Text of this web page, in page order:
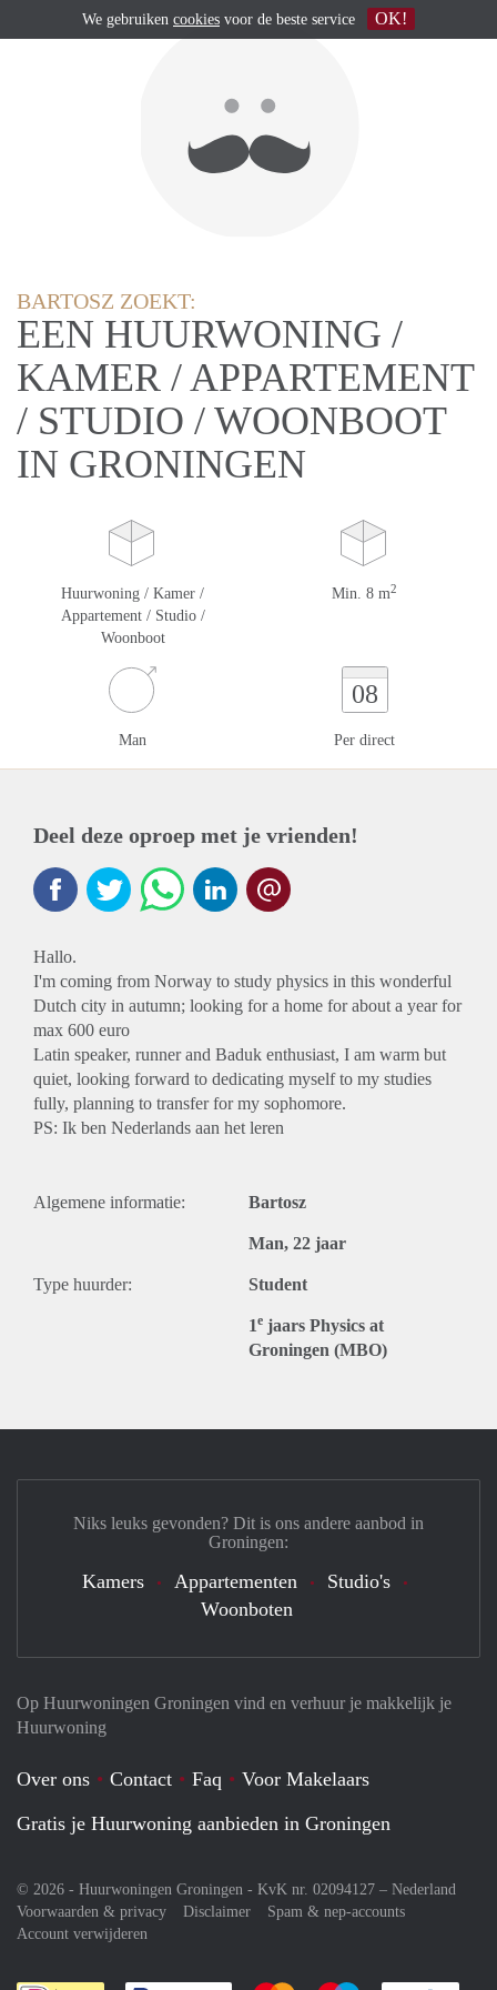
BARTOSZ ZOEKT:
EEN HUURWONING /
KAMER / APPARTEMENT
/ STUDIO / WOONBOOT
IN GRONINGEN
Huurwoning / Kamer /
Appartement / Studio /
Woonboot
Min. 8 m2
Man
08
Per direct
Deel deze oproep met je vrienden!
Hallo.
I'm coming from Norway to study physics in this wonderful
Dutch city in autumn; looking for a home for about a year for
max 600 euro
Latin speaker, runner and Baduk enthusiast, I am warm but
quiet, looking forward to dedicating myself to my studies
fully, planning to transfer for my sophomore.
PS: Ik ben Nederlands aan het leren
Algemene informatie: Bartosz
Man, 22 jaar
Type huurder: Student
1e jaars Physics at
Groningen (MBO)
Op Huurwoningen Groningen vind en verhuur je makkelijk je
Huurwoning
Over ons Contact Faq
Voor Makelaars
Gratis je Huurwoning aanbieden in Groningen
© 2026 - Huurwoningen Groningen - KvK nr. 02094127 – Nederland
Voorwaarden & privacy
Disclaimer
Spam & nep-accounts
Account verwijderen
Niks leuks gevonden? Dit is ons andere aanbod in
Groningen:
Kamers Appartementen
Studio's
Woonboten
We gebruiken cookies voor de beste service OK!